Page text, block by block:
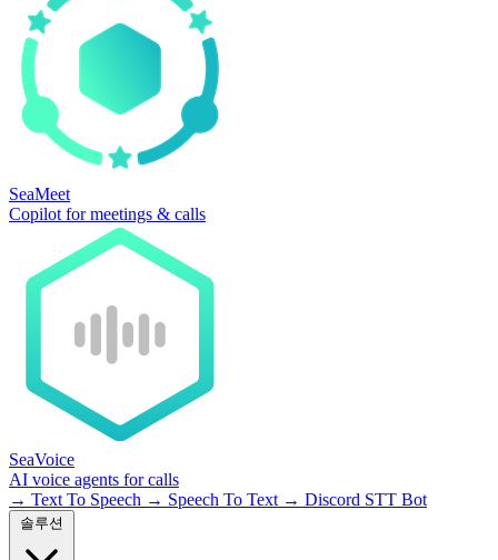
SeaMeet
Copilot for meetings & calls
SeaVoice
AI voice agents for calls
→ Text To Speech → Speech To Text → Discord STT Bot